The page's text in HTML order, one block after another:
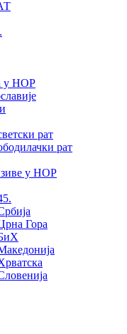
у НОР
рат
рат
у НОР
Гора